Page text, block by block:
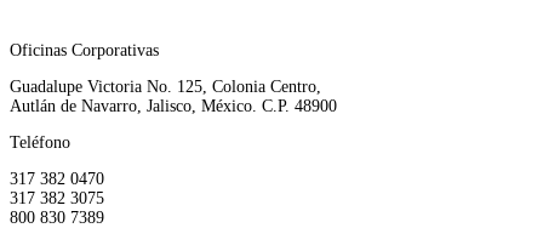
Oficinas Corporativas
Guadalupe Victoria No. 125, Colonia Centro,
Autlán de Navarro, Jalisco, México. C.P. 48900
Teléfono
317 382 0470
317 382 3075
800 830 7389